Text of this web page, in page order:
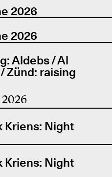
2026
2026
Aldebs / Al
Zünd: raising
Kriens: Night
Kriens: Night